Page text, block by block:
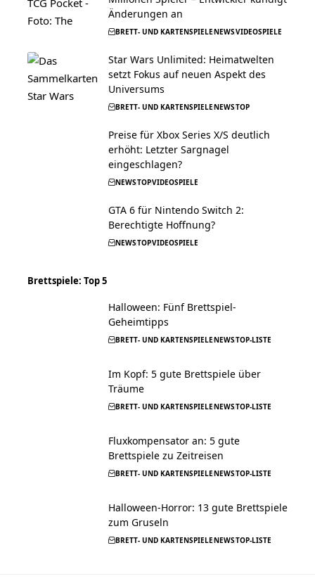
Änderungen an
BRETT- UND KARTENSPIELENEWSVIDEOSPIELE
Star Wars Unlimited: Heimatwelten
setzt Fokus auf neuen Aspekt des
Universums
BRETT- UND KARTENSPIELENEWSTOP
Preise für Xbox Series X/S deutlich
erhöht: Letzter Sargnagel
eingeschlagen?
NEWSTOPVIDEOSPIELE
GTA 6 für Nintendo Switch 2:
Berechtigte Hoffnung?
NEWSTOPVIDEOSPIELE
Brettspiele: Top 5
Halloween: Fünf Brettspiel-
Geheimtipps
BRETT- UND KARTENSPIELENEWSTOP-LISTE
Im Kopf: 5 gute Brettspiele über
Träume
BRETT- UND KARTENSPIELENEWSTOP-LISTE
Fluxkompensator an: 5 gute
Brettspiele zu Zeitreisen
BRETT- UND KARTENSPIELENEWSTOP-LISTE
Halloween-Horror: 13 gute Brettspiele
zum Gruseln
BRETT- UND KARTENSPIELENEWSTOP-LISTE